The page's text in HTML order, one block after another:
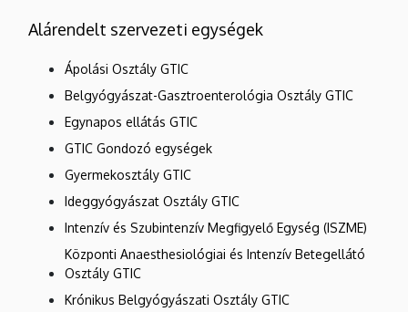
Alárendelt szervezeti egységek
Ápolási Osztály GTIC
Belgyógyászat-Gasztroenterológia Osztály GTIC
Egynapos ellátás GTIC
GTIC Gondozó egységek
Gyermekosztály GTIC
Ideggyógyászat Osztály GTIC
Intenzív és Szubintenzív Megfigyelő Egység (ISZME)
Központi Anaesthesiológiai és Intenzív Betegellátó
Osztály GTIC
Krónikus Belgyógyászati Osztály GTIC